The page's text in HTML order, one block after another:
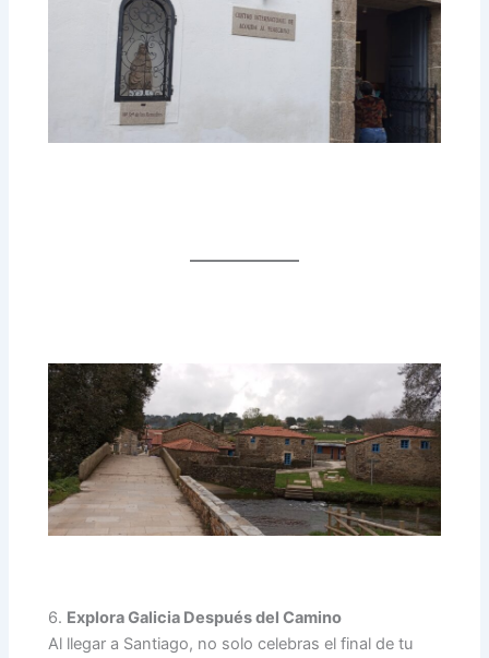
6. Explora Galicia Después del Camino
Al llegar a Santiago, no solo celebras el final de tu